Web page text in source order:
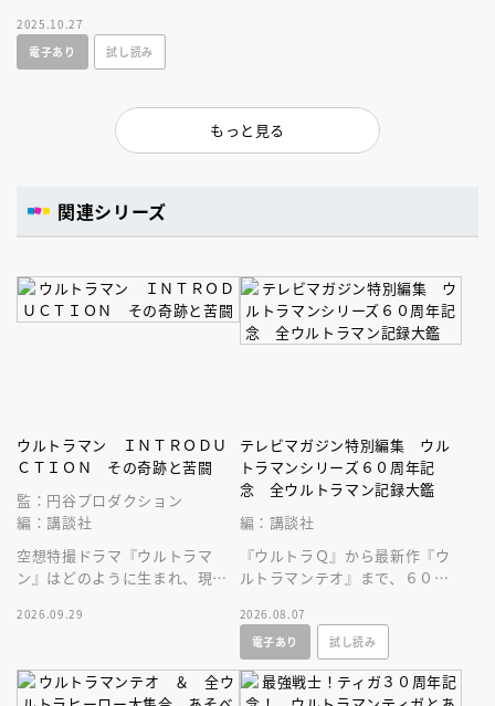
ラマンの変身、超能力、技など
を大公開だ。
2025.10.27
電子あり
試し読み
もっと見る
関連シリーズ
ウルトラマン ＩＮＴＲＯＤＵ
ＣＴＩＯＮ その奇跡と苦闘
監：円谷プロダクション
編：講談社
空想特撮ドラマ『ウルトラマ
ン』はどのように生まれ、現在
となったのかを深堀りする一冊
2026.09.29
テレビマガジン特別編集 ウル
トラマンシリーズ６０周年記
念 全ウルトラマン記録大鑑
編：講談社
『ウルトラＱ』から最新作『ウ
ルトラマンテオ』まで、６０年
サイズなＡ４変型３００ページ
超に大収録！
2026.08.07
電子あり
試し読み